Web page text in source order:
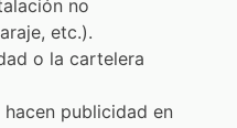
no
etc.).
o la cartelera
publicidad en